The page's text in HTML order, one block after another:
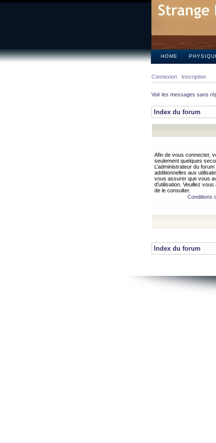
HOME
Connexion Inscription
Voir les messages sans
Index du forum
Afin de vous connecter,
seulement quelques
L’administrateur du
additionnelles aux
vous assurer que vous
d’utilisation. Veuillez
de le consulter.
Conditions
Index du forum